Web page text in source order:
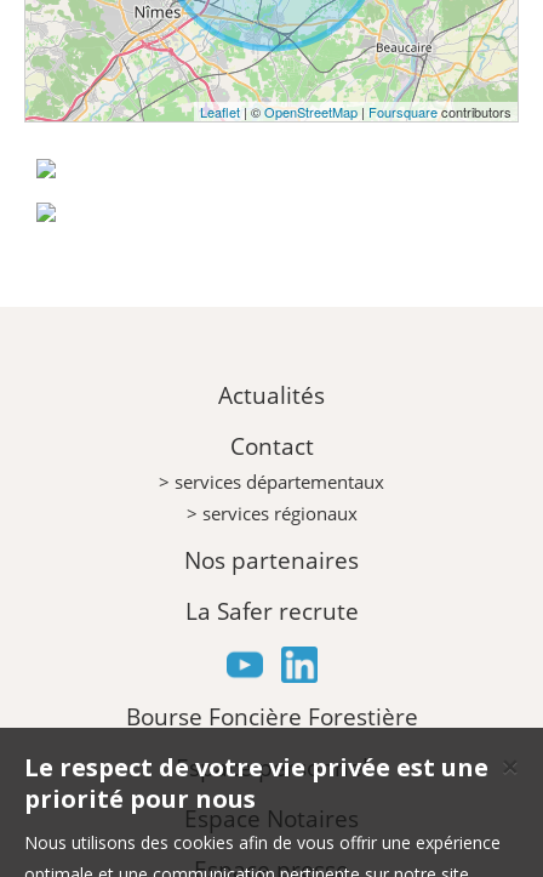
Leaflet | ©OpenStreetMap | Foursquarecontributors
Actualités
Contact
> services départementaux
> services régionaux
Nos partenaires
La Safer recrute
Bourse Foncière Forestière
Espace personnel
Espace Notaires
Espace presse
✕
Le respect de votre vie privée est une
priorité pour nous
Nous utilisons des cookies afin de vous offrir une expérience